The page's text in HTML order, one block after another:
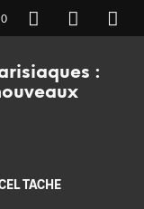
0
:
TACHE